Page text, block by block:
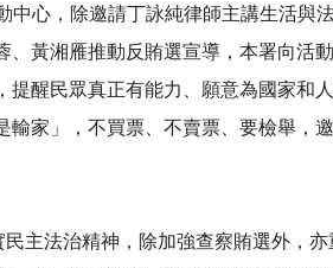
中心，除邀請丁詠純律師主講生活與
、黃湘雁推動反賄選宣導，本署向活
醒民眾真正有能力、願意為國家和
家」，不買票、不賣票、要檢舉，
主法治精神，除加強查察賄選外，